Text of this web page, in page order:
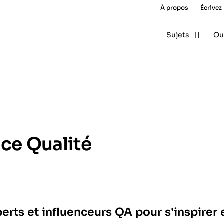
À propos
Sujets
Qualité
et influenceurs QA pour s’inspirer